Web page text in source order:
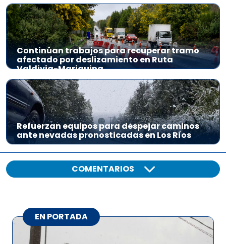
Continúan trabajos para recuperar tramo
afectado por deslizamiento en Ruta
Valdivia-Mariquina
Refuerzan equipos para despejar caminos
ante nevadas pronosticadas en Los Ríos
COMENTARIOS
EN PORTADA